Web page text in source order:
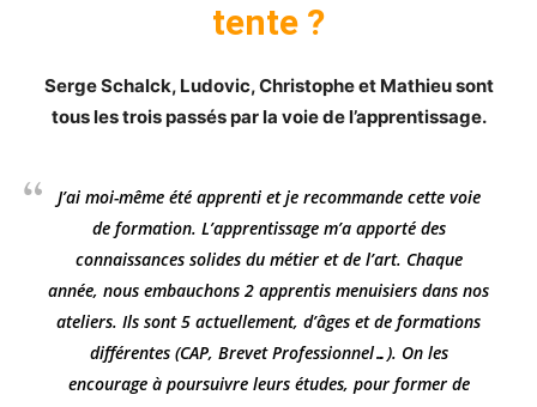
tente ?
Serge Schalck, Ludovic, Christophe et Mathieu sont
tous les trois passés par la voie de l’apprentissage.
J’ai moi-même été apprenti et je recommande cette voie
de formation. L’apprentissage m’a apporté des
connaissances solides du métier et de l’art. Chaque
année, nous embauchons 2 apprentis menuisiers dans nos
ateliers. Ils sont 5 actuellement, d’âges et de formations
différentes (CAP, Brevet Professionnel…). On les
encourage à poursuivre leurs études, pour former de